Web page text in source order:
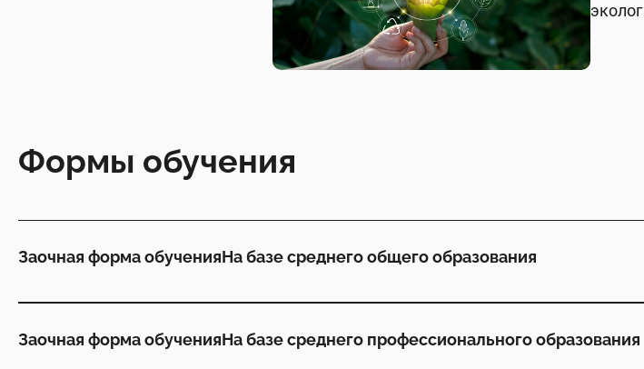
Формы обучения
Заочная форма обученияНа базе среднего общего образования
Заочная форма обученияНа базе среднего профессионального образования